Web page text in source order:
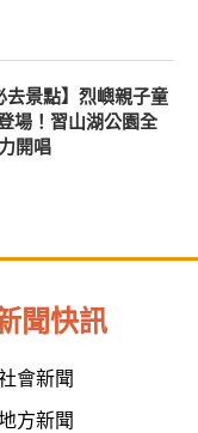
去景點】烈嶼親子童
場！習山湖公園全
開唱
聞快訊
會新聞
方新聞